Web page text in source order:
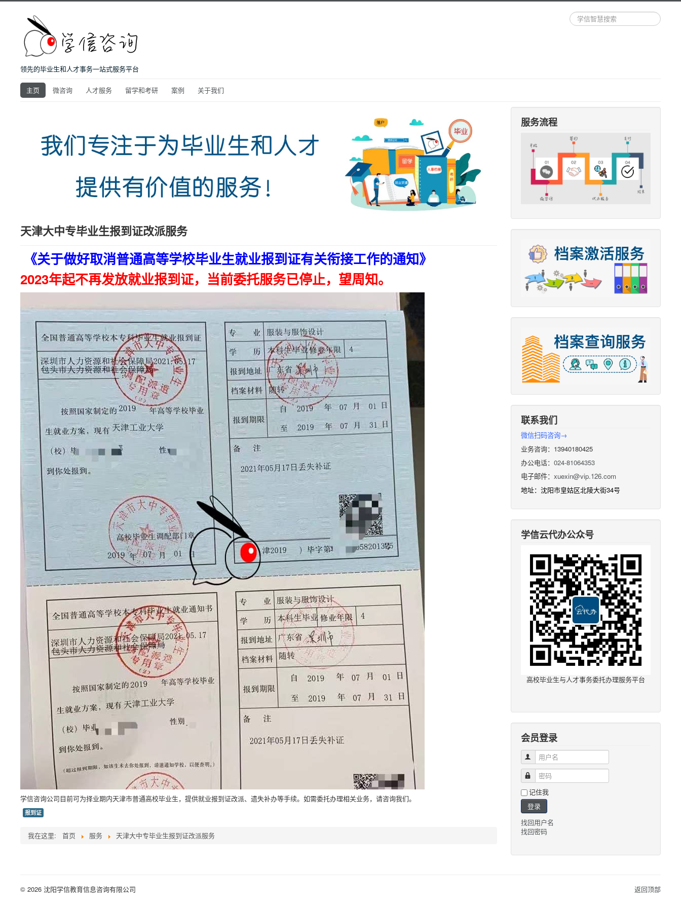
领先的毕业生和人才事务一站式服务平台
站
内
主页 微咨询 人才服务 留学和考研 案例 关于我们
天津大中专毕业生报到证改派服务
《关于做好取消普通高等学校毕业生就业报到证有关衔接工作的通知》
2023年起不再发放就业报到证，当前委托服务已停止，望周知。
学信咨询公司目前可为择业期内天津市普通高校毕业生，提供就业报到证改派、遗失补办等手续。如需委托办理相关业务，请咨询我们。
报到证
我在这里: 首页 服务 天津大中专毕业生报到证改派服务
服务流程
联系我们
微信扫码咨询→
业务咨询：13940180425
办公电话：024-81064353
电子邮件：xuexin@vip.126.com
地址：沈阳市皇姑区北陵大街34号
学信云代办公众号
高校毕业生与人才事务委托办理服务平台
会员登录
用户名
密码
记住我
登录
找回用户名
找回密码
返回顶部
© 2026 沈阳学信教育信息咨询有限公司